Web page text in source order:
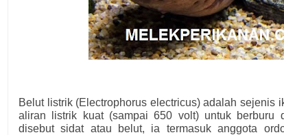
Belut listrik (Electrophorus electricus) adalah sejenis
aliran listrik kuat (sampai 650 volt) untuk berburu
disebut sidat atau belut, ia termasuk anggota